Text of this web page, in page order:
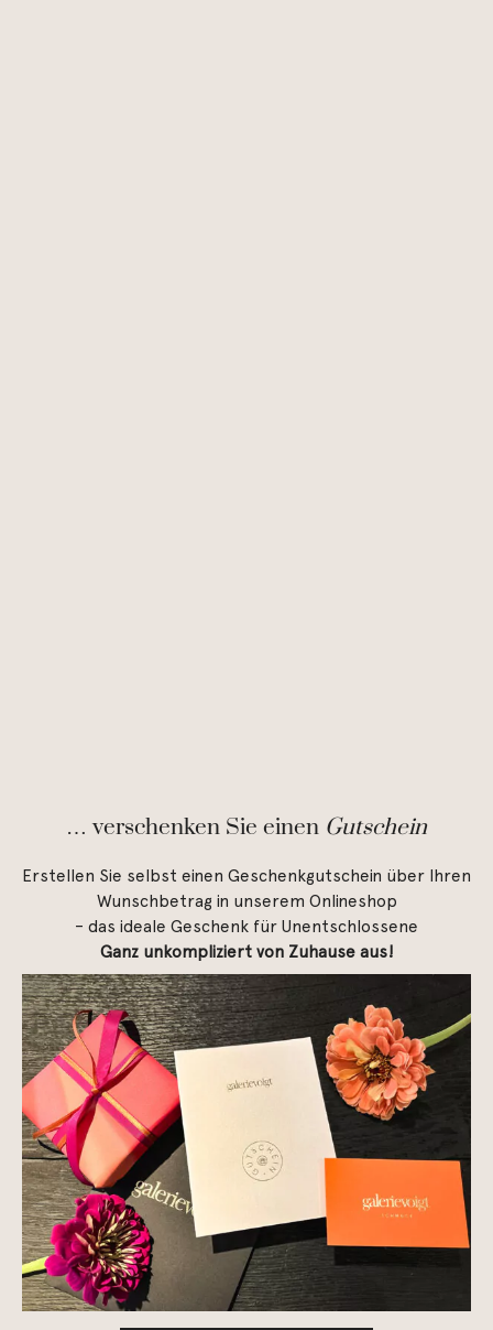
… verschenken Sie einen Gutschein
Erstellen Sie selbst einen Geschenkgutschein über Ihren
Wunschbetrag in unserem Onlineshop
– das ideale Geschenk für Unentschlossene
Ganz unkompliziert von Zuhause aus!